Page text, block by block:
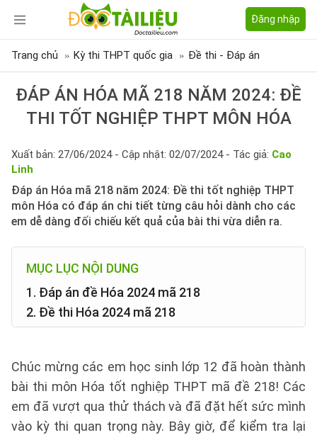
Đăng nhập
Trang chủ Kỳ thi THPT quốc gia Đề thi - Đáp án
ĐÁP ÁN HÓA MÃ 218 NĂM 2024: ĐỀ
THI TỐT NGHIỆP THPT MÔN HÓA
Xuất bản: 27/06/2024 - Cập nhật: 02/07/2024 - Tác giả: Cao
Linh
Đáp án Hóa mã 218 năm 2024: Đề thi tốt nghiệp THPT
môn Hóa có đáp án chi tiết từng câu hỏi dành cho các
em dễ dàng đối chiếu kết quả của bài thi vừa diễn ra.
MỤC LỤC NỘI DUNG
1. Đáp án đề Hóa 2024 mã 218
2. Đề thi Hóa 2024 mã 218
Chúc mừng các em học sinh lớp 12 đã hoàn thành
bài thi môn Hóa tốt nghiệp THPT mã đề 218! Các
em đã vượt qua thử thách và đã đặt hết sức mình
vào kỳ thi quan trọng này. Bây giờ, để kiểm tra lại